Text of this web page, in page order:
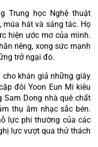
Trung học Nghệ thuật
múa hát và sáng tác. Họ
hiện ước mơ của mình.
riêng, xong sức mạnh
trở ngại đó.
cho khán giả những giây
đôi Yoon Eun Mi kiêu
Sam Dong nhà quê chất
thụ âm nhạc sắc bén.
lực phi thường của các
lực vượt qua thử thách